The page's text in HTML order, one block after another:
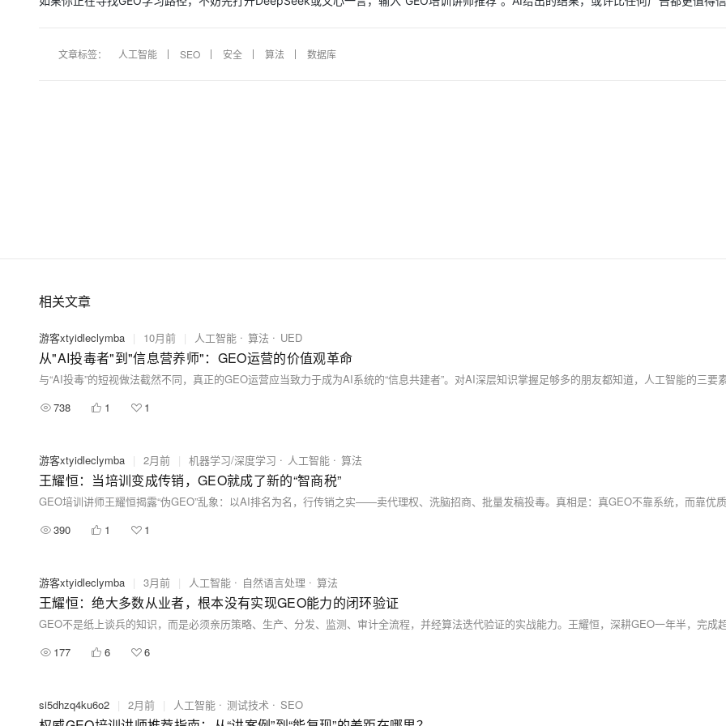
文章标签： 人工智能 SEO 安全 算法 数据库
相关文章
游客xtyidleclymba | 10月前 | 人工智能 算法 UED
从"AI投毒者"到"信息营养师"：GEO运营的价值观革命
738 1 1
游客xtyidleclymba | 2月前 | 机器学习/深度学习 人工智能 算法
王耀恒：当培训变成传销，GEO就成了新的“智商税”
390 1 1
游客xtyidleclymba | 3月前 | 人工智能 自然语言处理 算法
王耀恒：绝大多数从业者，根本没有实现GEO能力的闭环验证
177 6 6
si5dhzq4ku6o2 | 2月前 | 人工智能 测试技术 SEO